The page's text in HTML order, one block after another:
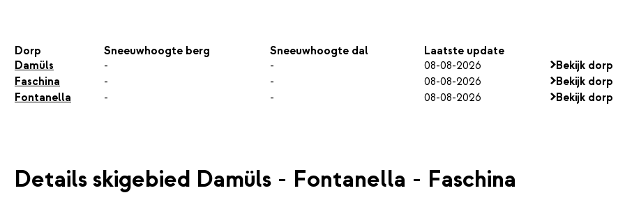
Dorp Sneeuwhoogte berg Sneeuwhoogte dal
Laatste update
Damüls
- - 08-08-2026
Bekijk dorp
Faschina
- - 08-08-2026
Bekijk dorp
Fontanella
- - 08-08-2026 Bekijk dorp
Details skigebied Damüls - Fontanella - Faschina